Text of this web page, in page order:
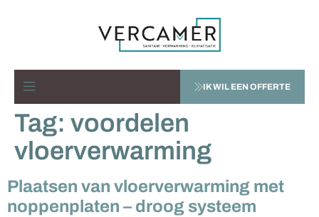
IK WIL EEN OFFERTE
Tag: voordelen
vloerverwarming
Plaatsen van vloerverwarming met
noppenplaten – droog systeem